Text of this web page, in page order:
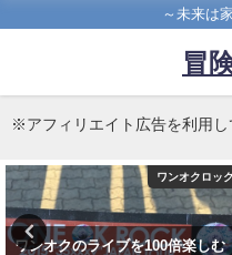
～未来は
冒
※アフィリエイト広告を利用し
ワンオクロック
ライブを100倍楽しむ
USJ